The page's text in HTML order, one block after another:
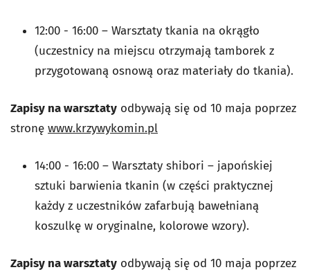
12:00 - 16:00 – Warsztaty tkania na okrągło
(uczestnicy na miejscu otrzymają tamborek z
przygotowaną osnową oraz materiały do tkania).
Zapisy na warsztaty odbywają się od 10 maja poprzez
stronę www.krzywykomin.pl
14:00 - 16:00 – Warsztaty shibori – japońskiej
sztuki barwienia tkanin (w części praktycznej
każdy z uczestników zafarbują bawełnianą
koszulkę w oryginalne, kolorowe wzory).
Zapisy na warsztaty odbywają się od 10 maja poprzez